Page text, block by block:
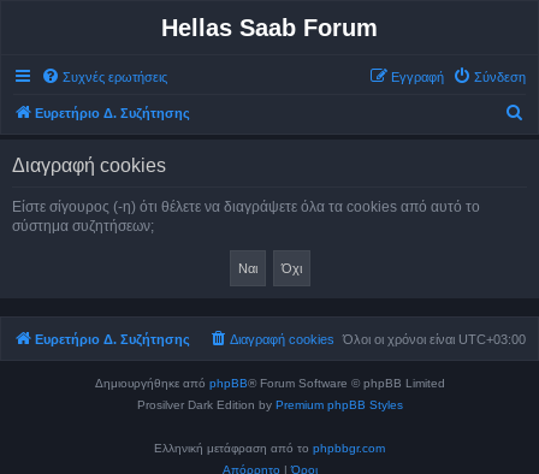
Hellas Saab Forum
Συχνές ερωτήσεις Σύνδεση
Εγγραφή
Ευρετήριο Δ. Συζήτησης
σ
η
Διαγραφή cookies
Είστε σίγουρος (-η) ότι θέλετε να διαγράψετε όλα τα cookies από αυτό το
σύστημα συζητήσεων;
Ευρετήριο Δ. Συζήτησης Όλοι οι χρόνοι είναι UTC+03:00
Διαγραφή cookies
Δημιουργήθηκε από phpBB® Forum Software © phpBB Limited
Prosilver Dark Edition by Premium phpBB Styles
Ελληνική μετάφραση από το phpbbgr.com
Απόρρητο |Όροι